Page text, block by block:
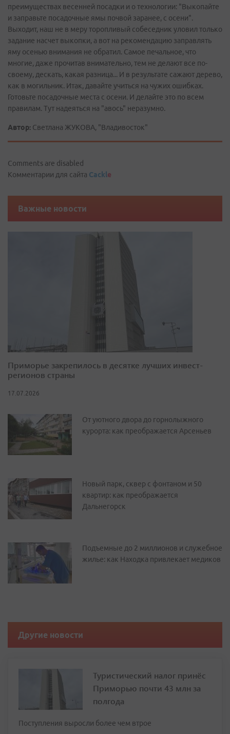
преимуществах весенней посадки и о технологии: "Выкопайте
и заправьте посадочные ямы почвой заранее, с осени".
Выходит, наш не в меру торопливый собеседник уловил только
задание насчет выкопки, а вот на рекомендацию заправлять
яму осенью внимания не обратил. Самое печальное, что
многие, даже прочитав внимательно, тем не делают все по-
своему, дескать, какая разница... И в результате сажают дерево,
как в могильник. Итак, давайте учиться на чужих ошибках.
Готовьте посадочные места с осени. И делайте это по всем
правилам. Тут надеяться на "авось" неразумно.
Автор: Светлана ЖУКОВА, "Владивосток"
Comments are disabled
Комментарии для сайта Cackle
Важные новости
Приморье закрепилось в десятке лучших инвест-
регионов страны
17.07.2026
От уютного двора до горнолыжного
курорта: как преображается Арсеньев
Новый парк, сквер с фонтаном и 50
квартир: как преображается
Дальнегорск
Подъемные до 2 миллионов и служебное
жилье: как Находка привлекает медиков
Другие новости
Туристический налог принёс
Приморью почти 43 млн за
полгода
Поступления выросли более чем втрое